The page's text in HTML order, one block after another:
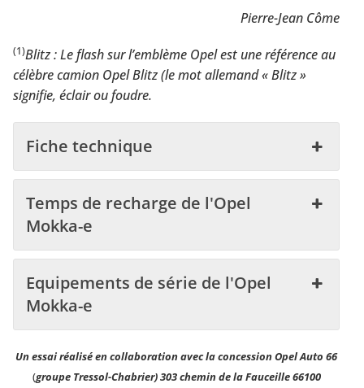
Pierre-Jean Côme
(1)Blitz : Le flash sur l’emblème Opel est une référence au
célèbre camion Opel Blitz (le mot allemand « Blitz »
signifie, éclair ou foudre.
Fiche technique
Temps de recharge de l'Opel
Mokka-e
Equipements de série de l'Opel
Mokka-e
Un essai réalisé en collaboration avec la concessionOpel Auto 66
(groupe Tressol-Chabrier)303 chemin de la Fauceille66100